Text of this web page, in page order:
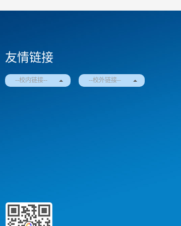
友情链接
--校内链接-- --校外链接--